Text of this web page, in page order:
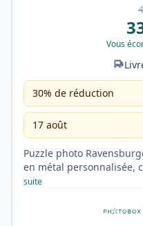
Vous
30% de réduction
17 août
Puzzle photo
en métal personnalisée,
suite